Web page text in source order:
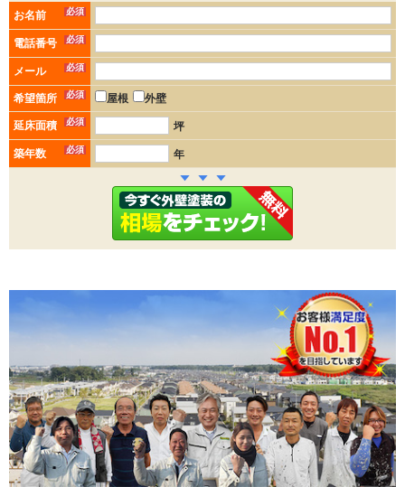
お名前 必須
電話番号 必須
メール 必須
希望箇所 必須 屋根 外壁
延床面積 必須 坪
築年数 必須 年